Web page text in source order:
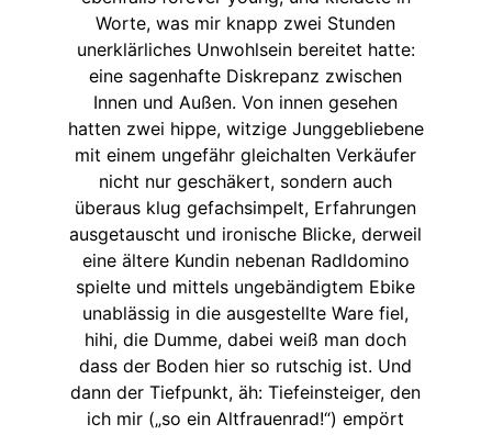
Worte, was mir knapp zwei Stunden
unerklärliches Unwohlsein bereitet hatte:
eine sagenhafte Diskrepanz zwischen
Innen und Außen. Von innen gesehen
hatten zwei hippe, witzige Junggebliebene
mit einem ungefähr gleichalten Verkäufer
nicht nur geschäkert, sondern auch
überaus klug gefachsimpelt, Erfahrungen
ausgetauscht und ironische Blicke, derweil
eine ältere Kundin nebenan Radldomino
spielte und mittels ungebändigtem Ebike
unablässig in die ausgestellte Ware fiel,
hihi, die Dumme, dabei weiß man doch
dass der Boden hier so rutschig ist. Und
dann der Tiefpunkt, äh: Tiefeinsteiger, den
ich mir („so ein Altfrauenrad!“) empört